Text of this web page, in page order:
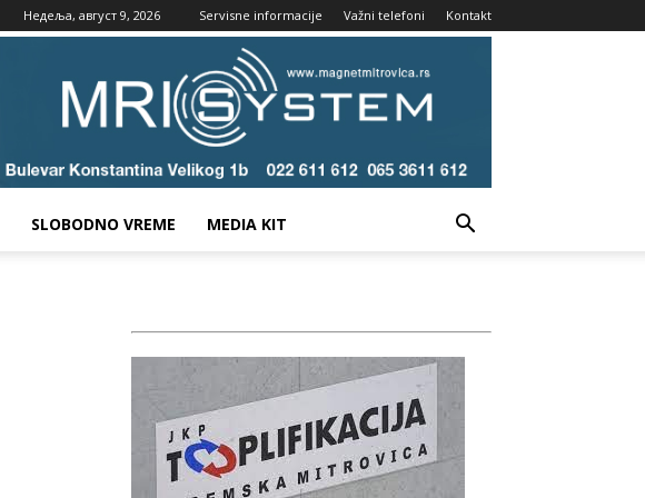
Недеља, август 9, 2026 Servisne informacije Važni telefoni Kontakt
SLOBODNO VREME MEDIA KIT